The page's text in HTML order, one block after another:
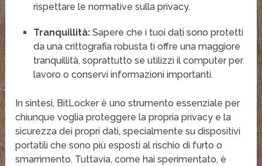
rispettare le normative sulla privacy.
Tranquillità:Sapere che i tuoi dati sono protetti
da una crittografia robusta ti offre una maggiore
tranquillità, soprattutto se utilizzi il computer per
lavoro o conservi informazioni importanti.
In sintesi, BitLocker è uno strumento essenziale per
chiunque voglia proteggere la propria privacy e la
sicurezza dei propri dati, specialmente su dispositivi
portatili che sono più esposti al rischio di furto o
smarrimento. Tuttavia, come hai sperimentato, è